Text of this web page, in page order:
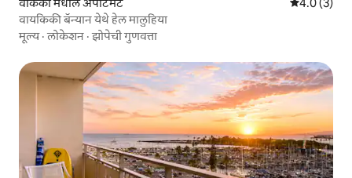
वायकिकी बॅन्यान येथे हेल मालुहिया
मूल्य·लोकेशन ·झोपेची गुणवत्ता